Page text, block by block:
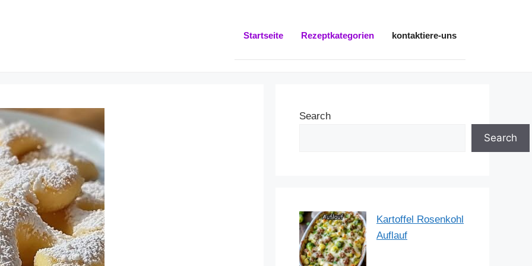
Startseite Rezeptkategorien kontaktiere-uns
Search
Search
Kartoffel Rosenkohl
Auflauf